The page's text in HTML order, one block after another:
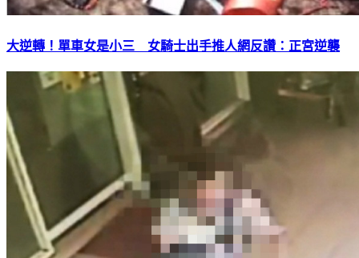
大逆轉！單車女是小三 女騎士出手推人網反讚：正宮逆襲